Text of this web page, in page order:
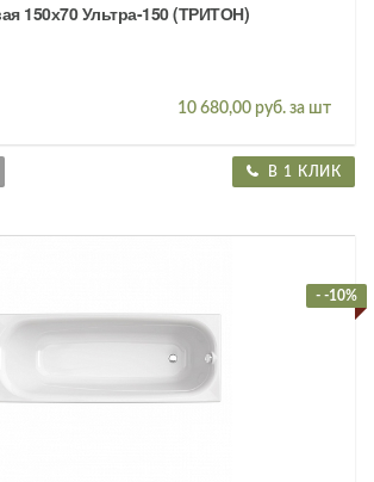
150х70 Ультра-150 (ТРИТОН)
10 680,00 руб. за шт
В 1 КЛИК
- -10%